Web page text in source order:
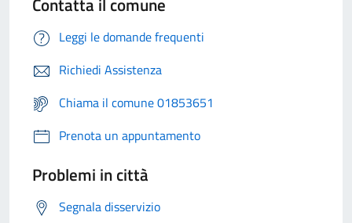
Leggi le domande frequenti
Richiedi Assistenza
Chiama il comune 01853651
Prenota un appuntamento
Problemi in città
Segnala disservizio